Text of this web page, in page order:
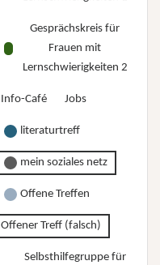
Gesprächskreis für
Frauen mit
Lernschwierigkeiten 2
Info-Café Jobs
literaturtreff
mein soziales netz
Offene Treffen
Offener Treff (falsch)
Selbsthilfegruppe für